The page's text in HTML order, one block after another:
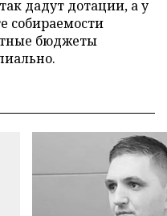
дадут дотации, а у
собираемости
бюджеты